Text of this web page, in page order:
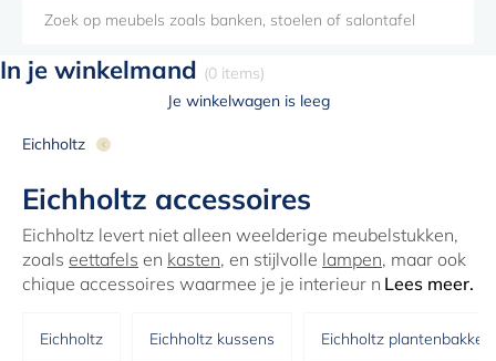
In je winkelmand (0 items)
Je winkelwagen is leeg
Eichholtz
Eichholtz accessoires
Eichholtz levert niet alleen weelderige meubelstukken,
zoals eettafels en kasten, en stijlvolle lampen, maar ook
chique accessoires waarmee je je interieur net dat
collectie woonaccessoires van Eichholtz. Je kunt deze
Lees meer.
Eichholtz Eichholtz kussens Eichholtz plantenbakken